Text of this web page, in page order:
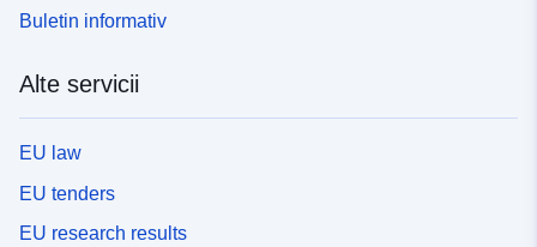
Buletin informativ
Alte servicii
EU law
EU tenders
EU research results